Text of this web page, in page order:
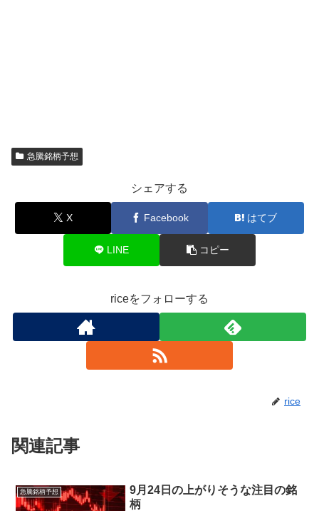
急騰銘柄予想
シェアする
X Facebook はてブ
LINE コピー
riceをフォローする
rice
関連記事
急騰銘柄予想
9月24日の上がりそうな注目の銘
柄